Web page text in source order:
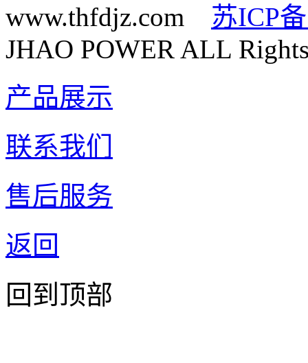
www.thfdjz.com 苏ICP
JHAO POWER ALL
产品展示
联系我们
售后服务
返回
回到顶部